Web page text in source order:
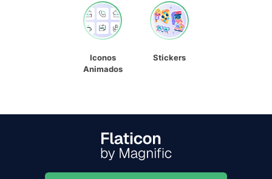
Iconos
Animados
Stickers